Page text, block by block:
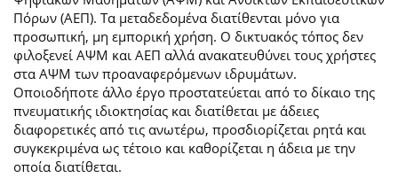
Πόρων (ΑΕΠ). Τα μεταδεδομένα διατίθενται μόνο για
προσωπική, μη εμπορική χρήση. Ο δικτυακός τόπος δεν
φιλοξενεί ΑΨΜ και ΑΕΠ αλλά ανακατευθύνει τους χρήστες
στα ΑΨΜ των προαναφερόμενων ιδρυμάτων.
Οποιοδήποτε άλλο έργο προστατεύεται από το δίκαιο της
πνευματικής ιδιοκτησίας και διατίθεται με άδειες
διαφορετικές από τις ανωτέρω, προσδιορίζεται ρητά και
συγκεκριμένα ως τέτοιο και καθορίζεται η άδεια με την
οποία διατίθεται.